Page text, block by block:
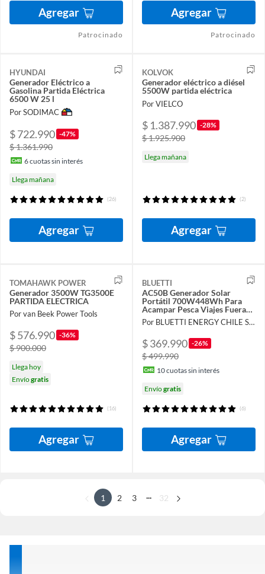
Agregar
Patrocinado
Agregar
Patrocinado
HYUNDAI
Generador Eléctrico a
Gasolina Partida Eléctrica
6500 W 25 l
Por SODIMAC
$ 722.990 -47%
$ 1.361.990
6cuotas sin interés
Llega mañana
(26)
Agregar
KOLVOK
Generador eléctrico a diésel
5500W partida eléctrica
Por VIELCO
$ 1.387.990 -28%
$ 1.925.900
Llega mañana
(2)
Agregar
TOMAHAWK POWER
Generador 3500W TG3500E
PARTIDA ELECTRICA
Por van Beek Power Tools
$ 576.990 -36%
$ 900.000
Llega hoy
Envíogratis
(16)
Agregar
BLUETTI
AC50B Generador Solar
Portátil 700W448Wh Para
Acampar Pesca Viajes Fuera
de la Red Emergencia Corte de
Energía
Por BLUETTI ENERGY CHILE SpA
$ 369.990 -26%
$ 499.990
10cuotas sin interés
Envíogratis
(6)
Agregar
1 2 3 32